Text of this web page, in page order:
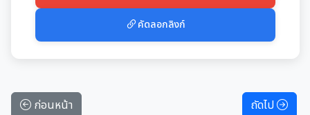
คัดลอกลิงก์
ก่อนหน้า ถัดไป